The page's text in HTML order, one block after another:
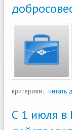
критериям. читать
С 1 июля в